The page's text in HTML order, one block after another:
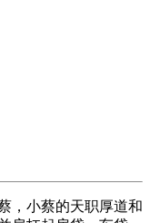
，小蔡的天职厚道和